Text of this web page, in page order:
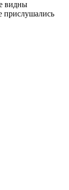
видны
прислушались